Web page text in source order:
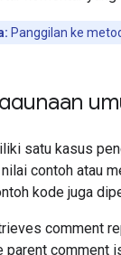
Panggilan ke